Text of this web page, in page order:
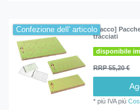
Confezione dell' articolo[Pacco]
tracciati
disponibile
RRP 55,20 €
*più IVApiù